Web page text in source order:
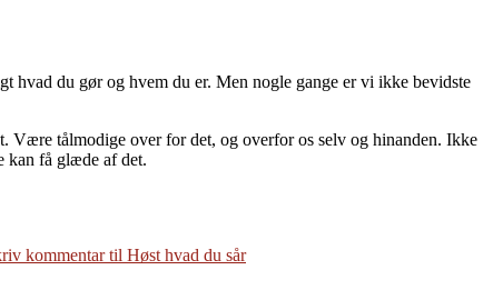
hvad du gør og hvem du er. Men nogle gange er vi ikke bevidste
Være tålmodige over for det, og overfor os selv og hinanden. Ikke
kan få glæde af det.
kommentartil Høst hvad du sår